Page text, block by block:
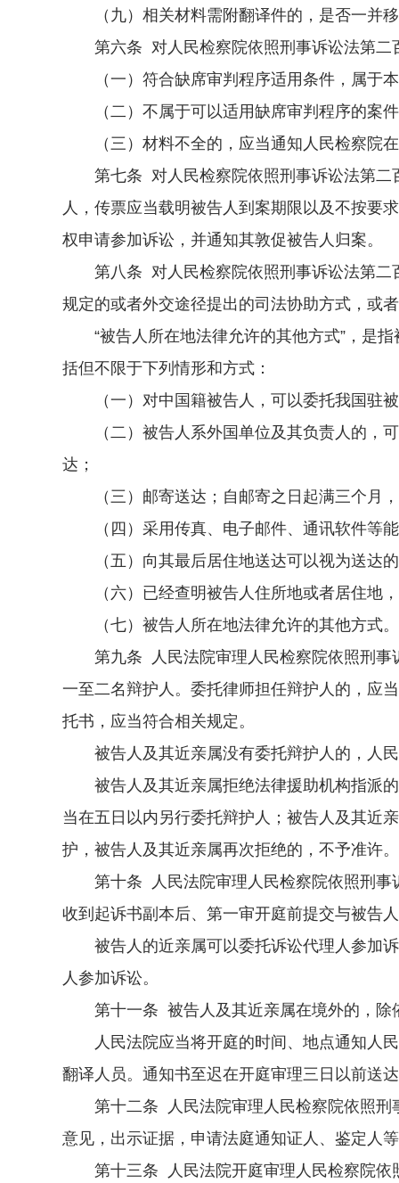
（九）相关材料需附翻译件的，是否一并
第六条 对人民检察院依照刑事诉讼法第二
（一）符合缺席审判程序适用条件，属于本
（二）不属于可以适用缺席审判程序的案件
（三）材料不全的，应当通知人民检察院在
第七条 对人民检察院依照刑事诉讼法第二
人，传票应当载明被告人到案期限以及不按要
权申请参加诉讼，并通知其敦促被告人归案。
第八条 对人民检察院依照刑事诉讼法第二
规定的或者外交途径提出的司法协助方式，或
“被告人所在地法律允许的其他方式”，是指
括但不限于下列情形和方式：
（一）对中国籍被告人，可以委托我国驻被
（二）被告人系外国单位及其负责人的，可
达；
（三）邮寄送达；自邮寄之日起满三个月，
（四）采用传真、电子邮件、通讯软件等能
（五）向其最后居住地送达可以视为送达的
（六）已经查明被告人住所地或者居住地，
（七）被告人所在地法律允许的其他方式。
第九条 人民法院审理人民检察院依照刑事
一至二名辩护人。委托律师担任辩护人的，应
托书，应当符合相关规定。
被告人及其近亲属没有委托辩护人的，人民
被告人及其近亲属拒绝法律援助机构指派的
当在五日以内另行委托辩护人；被告人及其近
护，被告人及其近亲属再次拒绝的，不予准许。
第十条 人民法院审理人民检察院依照刑事
收到起诉书副本后、第一审开庭前提交与被告
被告人的近亲属可以委托诉讼代理人参加诉
人参加诉讼。
第十一条 被告人及其近亲属在境外的，除
人民法院应当将开庭的时间、地点通知人民
翻译人员。通知书至迟在开庭审理三日以前送
第十二条 人民法院审理人民检察院依照刑
意见，出示证据，申请法庭通知证人、鉴定人
第十三条 人民法院开庭审理人民检察院依